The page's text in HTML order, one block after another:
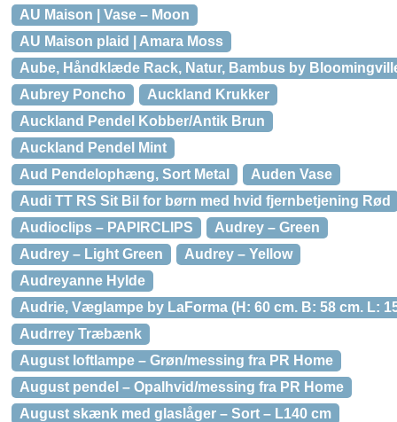
AU Maison | Vase – Moon
AU Maison plaid | Amara Moss
Aube, Håndklæde Rack, Natur, Bambus by
Aubrey Poncho
Auckland Krukker
Auckland Pendel Kobber/Antik Brun
Auckland Pendel Mint
Aud Pendelophæng, Sort Metal
Auden Vase
Audi TT RS Sit Bil for børn med hvid fjernbetjening Rød
Audioclips – PAPIRCLIPS
Audrey – Green
Audrey – Light Green
Audrey – Yellow
Audreyanne Hylde
Audrie, Væglampe by LaForma (H: 60 cm. B: 58 cm. L:
Audrrey Træbænk
August loftlampe – Grøn/messing fra PR Home
August pendel – Opalhvid/messing fra PR Home
August skænk med glaslåger – Sort – L140 cm